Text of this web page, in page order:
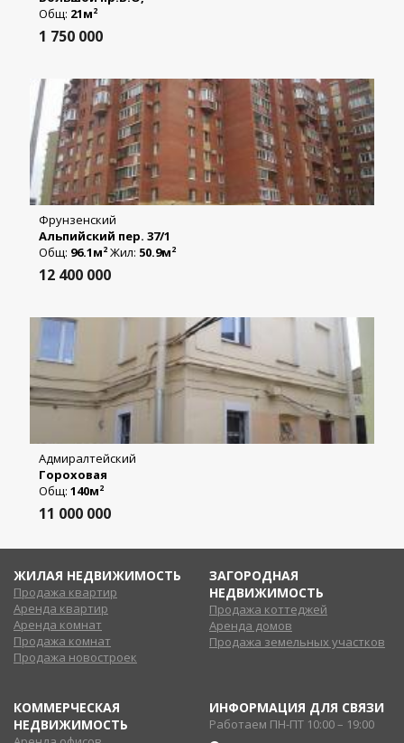
Общ: 21м2
1 750 000
Фрунзенский
Альпийский пер. 37/1
Общ: 96.1м2 Жил: 50.9м2
12 400 000
Адмиралтейский
Гороховая
Общ: 140м2
11 000 000
ЖИЛАЯ НЕДВИЖИМОСТЬ
Продажа квартир
Аренда квартир
Аренда комнат
Продажа комнат
Продажа новостроек
ЗАГОРОДНАЯ
НЕДВИЖИМОСТЬ
Продажа коттеджей
Аренда домов
Продажа земельных участков
КОММЕРЧЕСКАЯ
НЕДВИЖИМОСТЬ
ИНФОРМАЦИЯ ДЛЯ СВЯЗИ
Работаем ПН-ПТ 10:00 – 19:00